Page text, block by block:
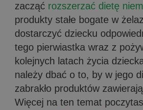
zacząć rozszerzać dietę
produkty stałe bogate w
dostarczyć dziecku
tego pierwiastka wraz z
kolejnych latach życia
należy dbać o to, by w jego
zabrakło produktów
Więcej na ten temat